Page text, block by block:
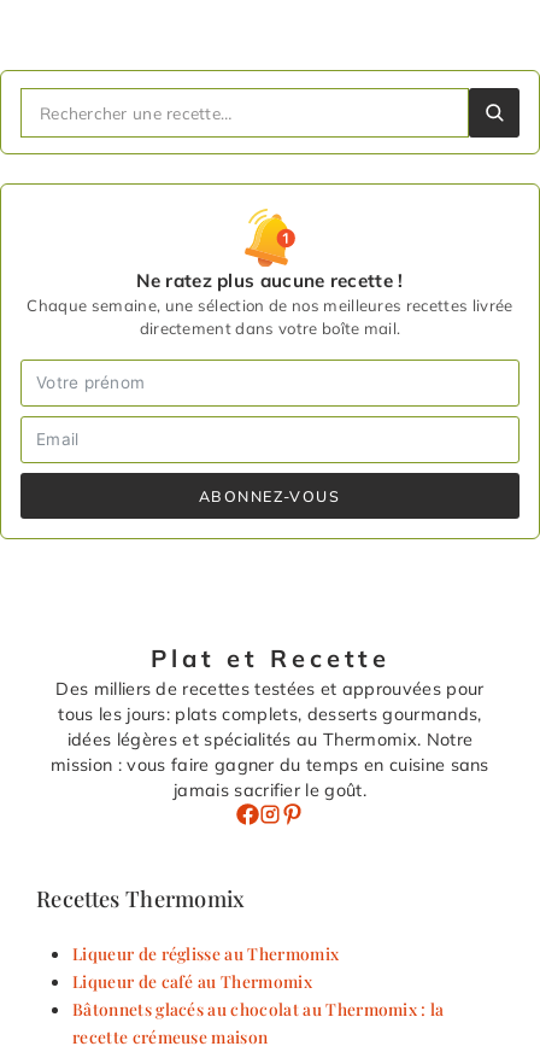
Ne ratez plus aucune recette !
Chaque semaine, une sélection de nos meilleures recettes livrée
directement dans votre boîte mail.
ABONNEZ-VOUS
Plat et Recette
Des milliers de recettes testées et approuvées pour
tous les jours: plats complets, desserts gourmands,
idées légères et spécialités au Thermomix. Notre
mission : vous faire gagner du temps en cuisine sans
jamais sacrifier le goût.
Recettes Thermomix
Liqueur de réglisse au Thermomix
Liqueur de café au Thermomix
Bâtonnets glacés au chocolat au Thermomix : la
recette crémeuse maison